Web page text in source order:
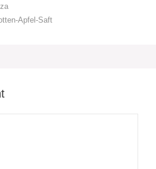
Apfel-Saft